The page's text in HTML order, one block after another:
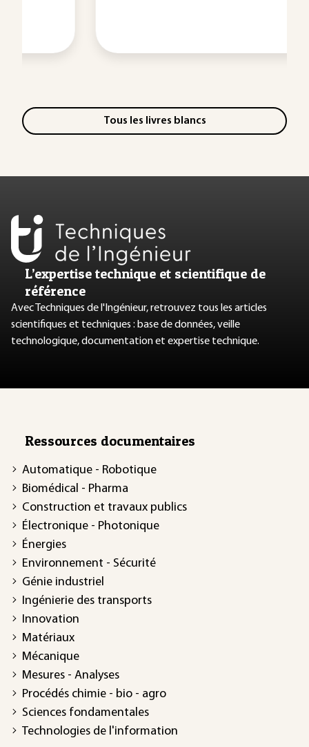
Tous les livres blancs
L’expertise technique et scientifique de
référence
Avec Techniques de l'Ingénieur, retrouvez tous les articles
scientifiques et techniques : base de données, veille
technologique, documentation et expertise technique.
Ressources documentaires
Automatique - Robotique
Biomédical - Pharma
Construction et travaux publics
Électronique - Photonique
Énergies
Environnement - Sécurité
Génie industriel
Ingénierie des transports
Innovation
Matériaux
Mécanique
Mesures - Analyses
Procédés chimie - bio - agro
Sciences fondamentales
Technologies de l'information